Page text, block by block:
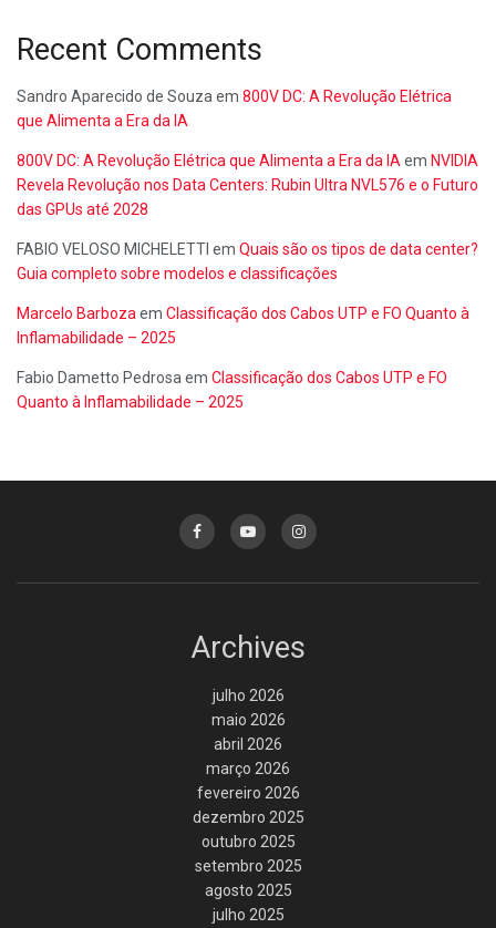
Recent Comments
Sandro Aparecido de Souzaem 800V DC: A Revolução Elétrica
que Alimenta a Era da IA
800V DC: A Revolução Elétrica que Alimenta a Era da IAem NVIDIA
Revela Revolução nos Data Centers: Rubin Ultra NVL576 e o Futuro
das GPUs até 2028
FABIO VELOSO MICHELETTI em Quais são os tipos de data center?
Guia completo sobre modelos e classificações
Marcelo Barbozaem Classificação dos Cabos UTP e FO Quanto à
Inflamabilidade – 2025
Fabio Dametto Pedrosaem Classificação dos Cabos UTP e FO
Quanto à Inflamabilidade – 2025
Archives
julho 2026
maio 2026
abril 2026
março 2026
fevereiro 2026
dezembro 2025
outubro 2025
setembro 2025
agosto 2025
julho 2025